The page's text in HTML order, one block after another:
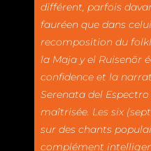
différent, parfois
fauréen que dans
recomposition du
la Maja y el Ruisenõr
confidence et la
Serenata del
maîtrisée. Les six
sur des chants
complément